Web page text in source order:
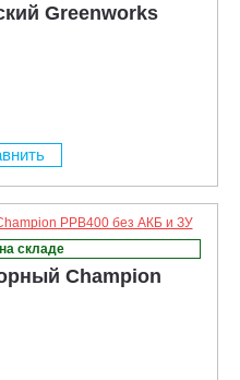
Greenworks
складе
Champion